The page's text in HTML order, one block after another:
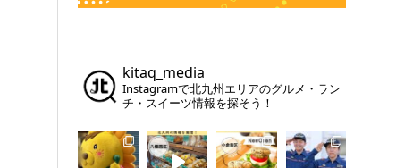
kitaq_media
Instagramで北九州エリアのグルメ・ラン
チ・スイーツ情報を探そう！